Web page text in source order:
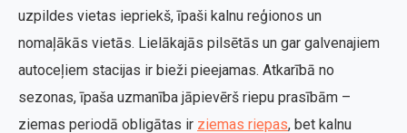
uzpildes vietas iepriekš, īpaši kalnu reģionos un
nomaļākās vietās. Lielākajās pilsētās un gar galvenajiem
autoceļiem stacijas ir bieži pieejamas. Atkarībā no
sezonas, īpaša uzmanība jāpievērš riepu prasībām –
ziemas periodā obligātas ir ziemas riepas, bet kalnu